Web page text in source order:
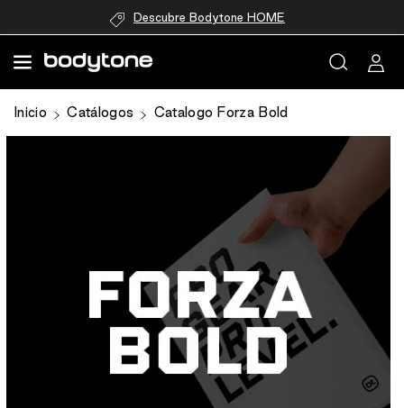
al contenido
Descubre Bodytone HOME
Inicio Catálogos Catalogo Forza Bold
Ir